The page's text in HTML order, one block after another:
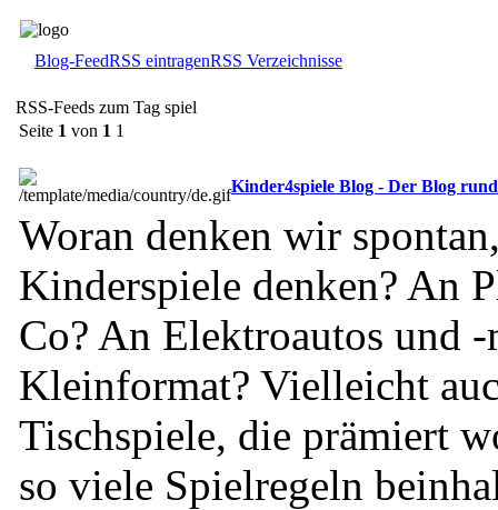
Blog-FeedRSS eintragenRSS Verzeichnisse
RSS-Feeds zum Tag spiel
Seite 1 von 1 1
Kinder4spiele Blog - Der Blog
Woran denken wir
Kinderspiele denken? An
Co? An Elektroautos und
Kleinformat? Vielleicht
Tischspiele, die prämiert
so viele Spielregeln